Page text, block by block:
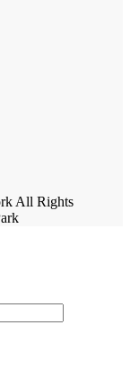
All Rights